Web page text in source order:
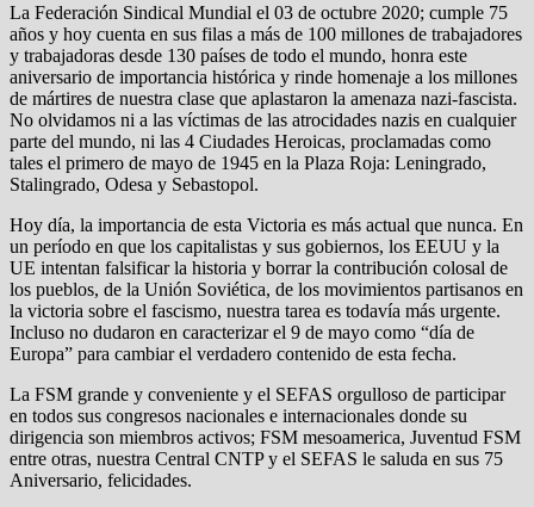
La Federación Sindical Mundial el 03 de octubre 2020; cumple 75
años y hoy cuenta en sus filas a más de 100 millones de trabajadores
y trabajadoras desde 130 países de todo el mundo, honra este
aniversario de importancia histórica y rinde homenaje a los millones
de mártires de nuestra clase que aplastaron la amenaza nazi-fascista.
No olvidamos ni a las víctimas de las atrocidades nazis en cualquier
parte del mundo, ni las 4 Ciudades Heroicas, proclamadas como
tales el primero de mayo de 1945 en la Plaza Roja: Leningrado,
Stalingrado, Odesa y Sebastopol.
Hoy día, la importancia de esta Victoria es más actual que nunca. En
un período en que los capitalistas y sus gobiernos, los EEUU y la
UE intentan falsificar la historia y borrar la contribución colosal de
los pueblos, de la Unión Soviética, de los movimientos partisanos en
la victoria sobre el fascismo, nuestra tarea es todavía más urgente.
Incluso no dudaron en caracterizar el 9 de mayo como “día de
Europa” para cambiar el verdadero contenido de esta fecha.
La FSM grande y conveniente y el SEFAS orgulloso de participar
en todos sus congresos nacionales e internacionales donde su
dirigencia son miembros activos; FSM mesoamerica, Juventud FSM
entre otras, nuestra Central CNTP y el SEFAS le saluda en sus 75
Aniversario, felicidades.